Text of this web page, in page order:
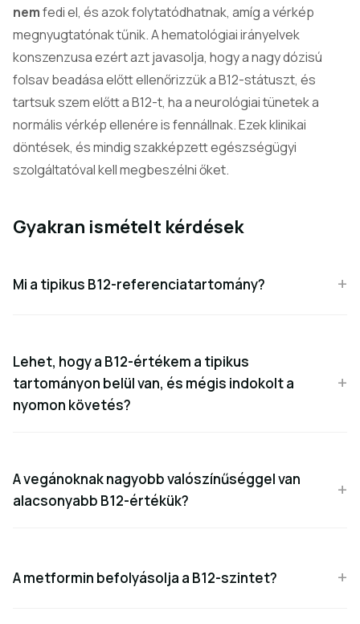
nemfedi el, és azok folytatódhatnak, amíg a vérkép
megnyugtatónak tűnik. A hematológiai irányelvek
konszenzusa ezért azt javasolja, hogy a nagy dózisú
folsav beadása előtt ellenőrizzük a B12-státuszt, és
tartsuk szem előtt a B12-t, ha a neurológiai tünetek a
normális vérkép ellenére is fennállnak. Ezek klinikai
döntések, és mindig szakképzett egészségügyi
szolgáltatóval kell megbeszélni őket.
Gyakran ismételt kérdések
Mi a tipikus B12-referenciatartomány?
Lehet, hogy a B12-értékem a tipikus
tartományon belül van, és mégis indokolt a
nyomon követés?
A vegánoknak nagyobb valószínűséggel van
alacsonyabb B12-értékük?
A metformin befolyásolja a B12-szintet?